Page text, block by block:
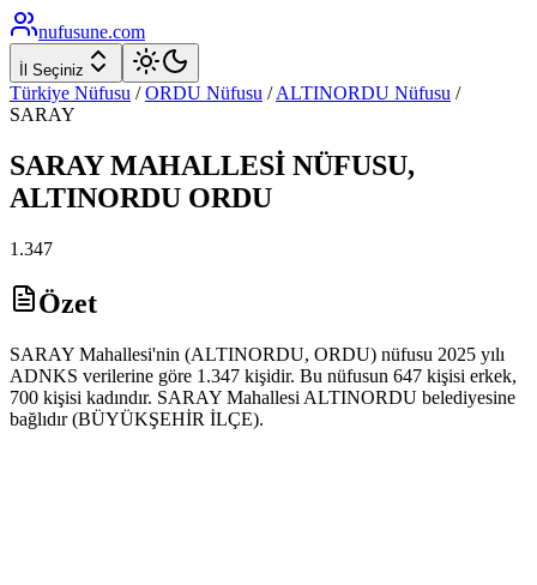
nufusune.com
İl Seçiniz
Türkiye Nüfusu / ORDU Nüfusu / ALTINORDU Nüfusu /
SARAY
SARAYMAHALLESİ NÜFUSU,
ALTINORDU ORDU
1.347
Özet
SARAY Mahallesi'nin (ALTINORDU, ORDU) nüfusu 2025 yılı
ADNKS verilerine göre 1.347 kişidir. Bu nüfusun 647 kişisi erkek,
700 kişisi kadındır. SARAY Mahallesi ALTINORDU belediyesine
bağlıdır (BÜYÜKŞEHİR İLÇE).